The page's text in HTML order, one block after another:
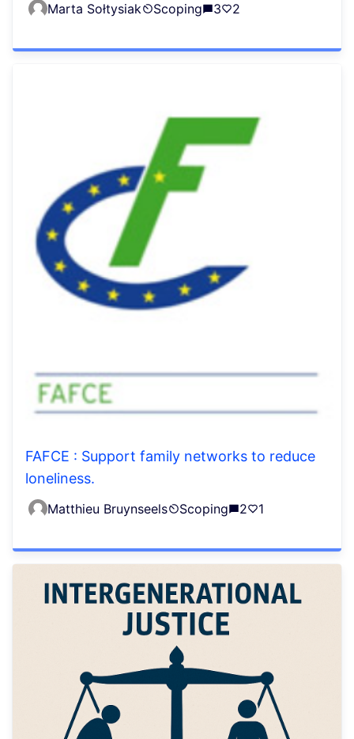
Marta Sołtysiak Scoping 3 2
FAFCE : Support family networks to reduce
loneliness.
Matthieu Bruynseels Scoping 2 1